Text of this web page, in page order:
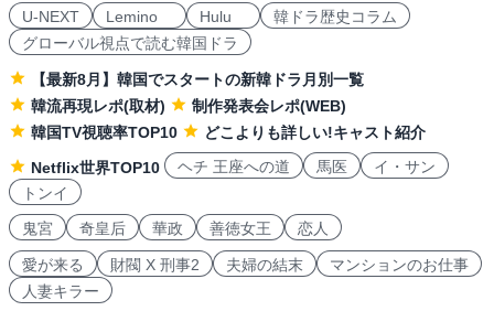
U-NEXT
Lemino Hulu
韓ドラ歴史コラム
グローバル視点で読む韓国ドラ
【最新8月】韓国でスタートの新韓ドラ月別一覧
韓流再現レポ(取材)
制作発表会レポ(WEB)
韓国TV視聴率TOP10
どこよりも詳しい!キャスト紹介
Netflix世界TOP10
ヘチ 王座への道 馬医
イ・サン
トンイ
鬼宮
奇皇后 華政 善徳女王 恋人
愛が来る 財閥 X 刑事2 夫婦の結末
マンションのお仕事
人妻キラー